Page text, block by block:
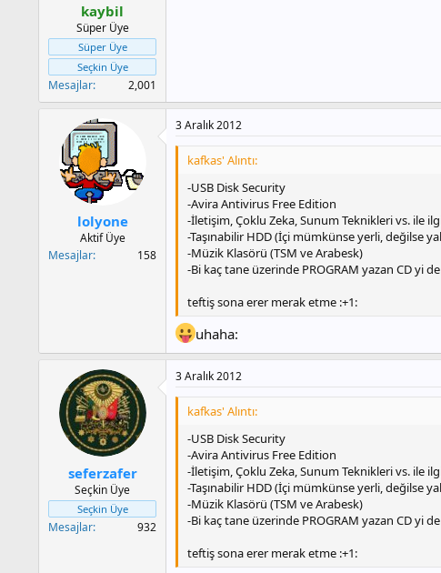
kaybil
Süper Üye
Süper Üye
Seçkin Üye
Mesajlar 2,001
lolyone
Aktif Üye
Mesajlar
158
3 Aralık 2012
kafkas' Alıntı:
-USB Disk Security
-Avira Antivirus Free Edition
-İletişim, Çoklu Zeka, Sunum Teknikleri vs. ile
-Taşınabilir HDD (İçi mümkünse yerli, değilse
-Müzik Klasörü (TSM ve Arabesk)
-Bi kaç tane üzerinde PROGRAM yazan CD yi
teftiş sona erer merak etme :+1:
uhaha:
seferzafer
Seçkin Üye
Seçkin Üye
Mesajlar 932
3 Aralık 2012
kafkas' Alıntı:
-USB Disk Security
-Avira Antivirus Free Edition
-İletişim, Çoklu Zeka, Sunum Teknikleri vs. ile
-Taşınabilir HDD (İçi mümkünse yerli, değilse
-Müzik Klasörü (TSM ve Arabesk)
-Bi kaç tane üzerinde PROGRAM yazan CD yi
teftiş sona erer merak etme :+1: